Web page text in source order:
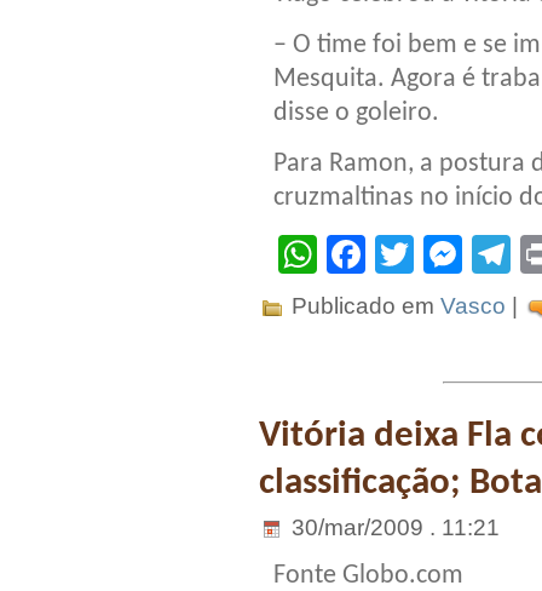
– O time foi bem e se
Mesquita. Agora é
disse o goleiro.
Para Ramon, a postura
cruzmaltinas no início
WhatsApp
Facebook
Twitter
Publicado em Vasco
Vitória deixa Fla
classificação;
30/mar/2009 . 11:21
Fonte Globo.com